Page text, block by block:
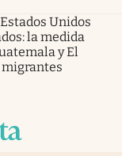
Unidos
la medida
y El
migrantes
pestañapestaña
nueva pestaña
en nueva pestaña